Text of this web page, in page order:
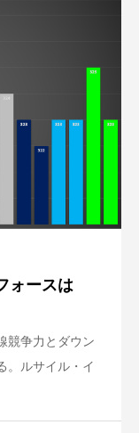
ォースは
競争力とダウン
。ルサイル・イ